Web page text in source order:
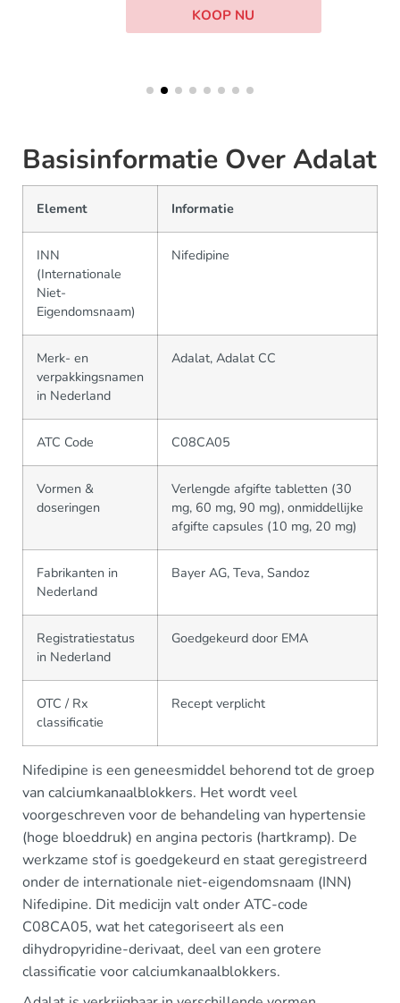
KOOP NU
Basisinformatie Over Adalat
Element Informatie
INN
(Internationale
Niet-
Eigendomsnaam)
Nifedipine
Merk- en
verpakkingsnamen
in Nederland
Adalat, Adalat CC
ATC Code C08CA05
Vormen &
doseringen
Verlengde afgifte tabletten (30
mg, 60 mg, 90 mg), onmiddellijke
afgifte capsules (10 mg, 20 mg)
Fabrikanten in
Nederland
Bayer AG, Teva, Sandoz
Registratiestatus
in Nederland
Goedgekeurd door EMA
OTC / Rx
classificatie
Recept verplicht
Nifedipine is een geneesmiddel behorend tot de groep
van calciumkanaalblokkers. Het wordt veel
voorgeschreven voor de behandeling van hypertensie
(hoge bloeddruk) en angina pectoris (hartkramp). De
werkzame stof is goedgekeurd en staat geregistreerd
onder de internationale niet-eigendomsnaam (INN)
Nifedipine. Dit medicijn valt onder ATC-code
C08CA05, wat het categoriseert als een
dihydropyridine-derivaat, deel van een grotere
classificatie voor calciumkanaalblokkers.